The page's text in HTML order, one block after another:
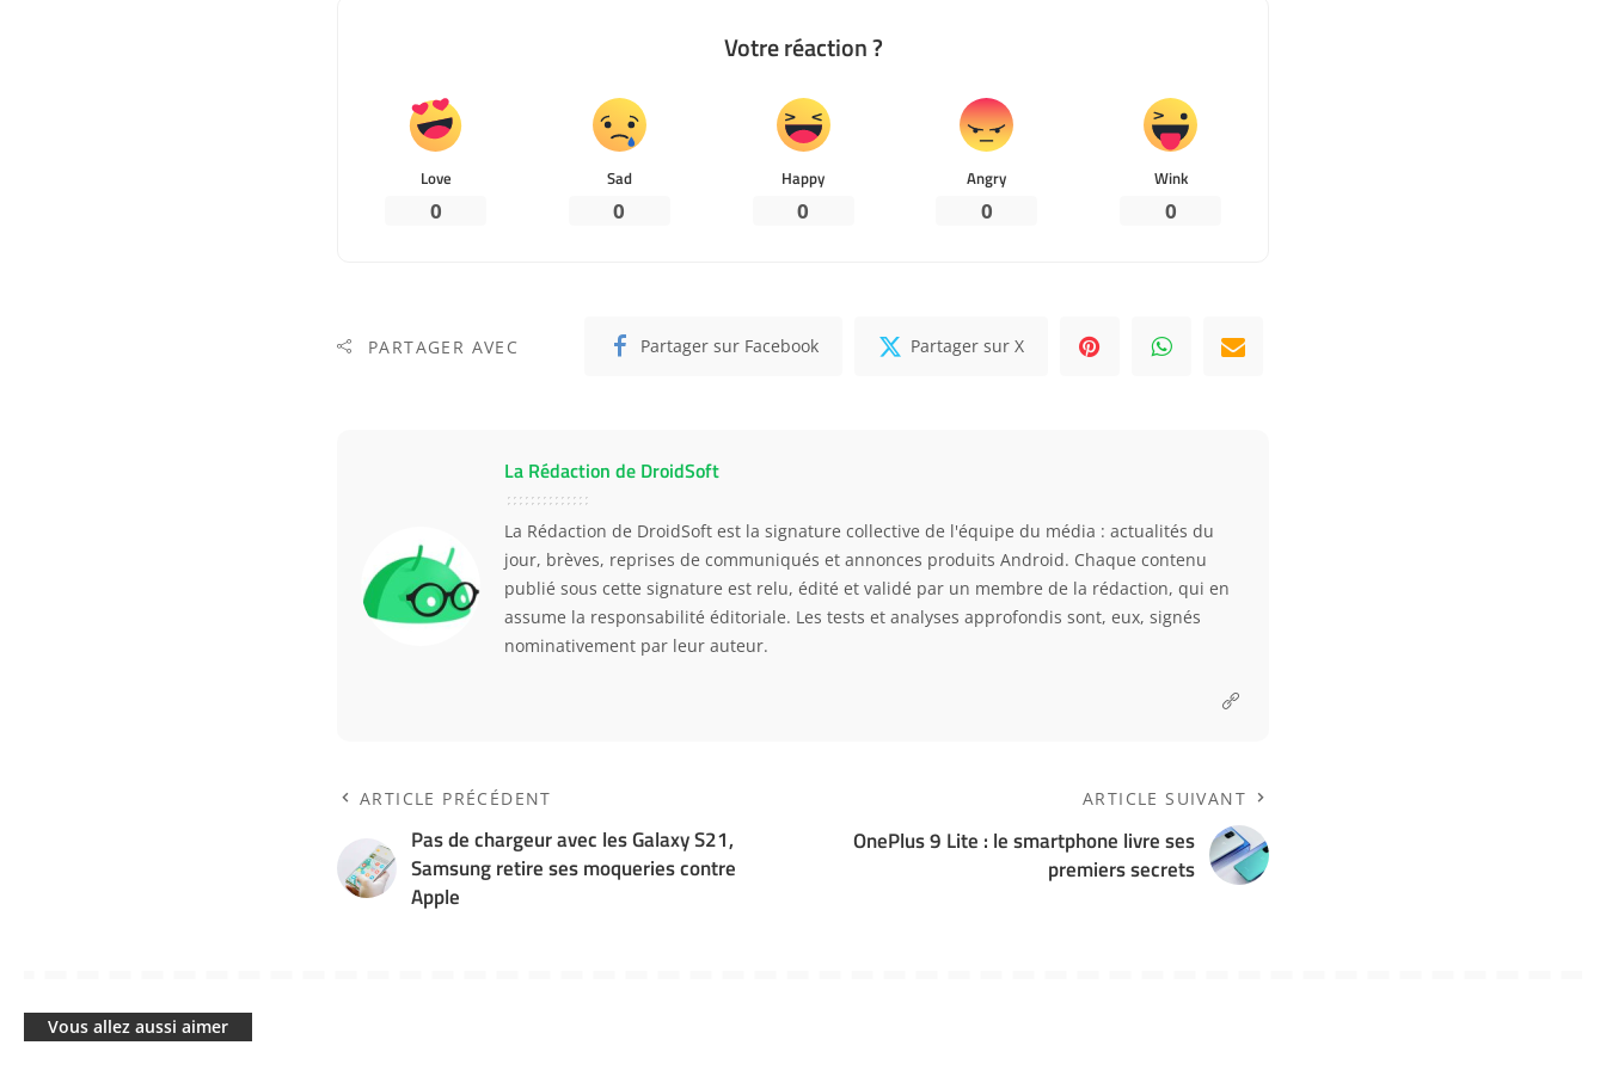
Votre réaction ?
Love
0
Sad
0
Happy
0
Angry
0
Wink
0
PARTAGER AVEC Partager sur Facebook Partager sur X
La Rédaction de DroidSoft
La Rédaction de DroidSoft est la signature collective de l'équipe du média : actualités du
jour, brèves, reprises de communiqués et annonces produits Android. Chaque contenu
publié sous cette signature est relu, édité et validé par un membre de la rédaction, qui en
assume la responsabilité éditoriale. Les tests et analyses approfondis sont, eux, signés
nominativement par leur auteur.
ARTICLE PRÉCÉDENT
Pas de chargeur avec les Galaxy S21,
Samsung retire ses moqueries contre
Apple
ARTICLE SUIVANT
OnePlus 9 Lite : le smartphone livre ses
premiers secrets
Vous allez aussi aimer